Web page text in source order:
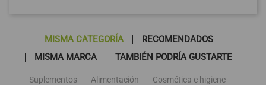
MISMA CATEGORÍA
RECOMENDADOS
MISMA MARCA
TAMBIÉN PODRÍA GUSTARTE
Suplementos Alimentación
Cosmética e higiene